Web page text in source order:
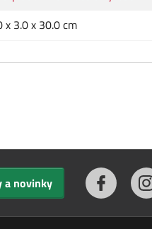
x 3.0 x 30.0 cm
a novinky